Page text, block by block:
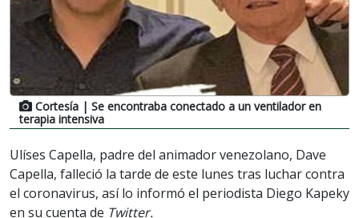
Cortesía | Se encontraba conectado a un ventilador en
terapia intensiva
Ulíses Capella, padre del animador venezolano, Dave
Capella, falleció la tarde de este lunes tras luchar contra
el coronavirus, así lo informó el periodista Diego Kapeky
en su cuenta de Twitter.